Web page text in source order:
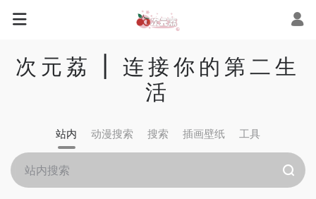
次元荔 | 连接你的第二生
活
站内 动漫搜索 搜索 插画壁纸 工具